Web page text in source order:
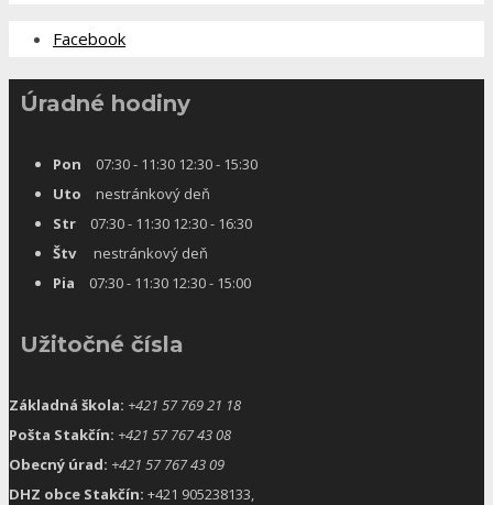
Facebook
Úradné hodiny
Pon 07:30 - 11:30 12:30 - 15:30
Uto nestránkový deň
Str 07:30 - 11:30 12:30 - 16:30
Štvnestránkový deň
Pia 07:30 - 11:30 12:30 - 15:00
Užitočné čísla
Základná škola: +421 57 769 21 18
Pošta Stakčín: +421 57 767 43 08
Obecný úrad: +421 57 767 43 09
DHZ obce Stakčín: +421 905238133,